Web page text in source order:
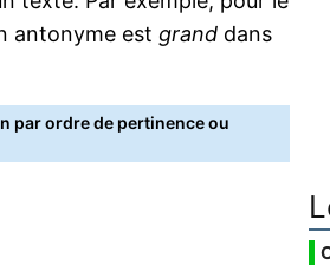
antonyme est grand dans
par ordre de pertinence ou